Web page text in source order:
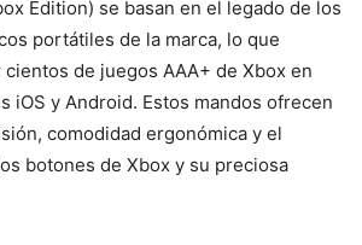
Edition) se basan en el legado de los
portátiles de la marca, lo que
de juegos AAA+ de Xbox en
iOS y Android. Estos mandos ofrecen
comodidad ergonómica y el
botones de Xbox y su preciosa